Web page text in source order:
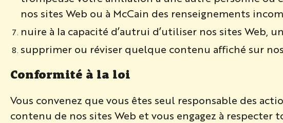
nos sites Web ou à McCain des renseignements
nuire à la capacité d’autrui d’utiliser nos sites Web,
supprimer ou réviser quelque contenu affiché sur
Conformité à la loi
Vous convenez que vous êtes seul responsable des
contenu de nos sites Web et vous engagez à